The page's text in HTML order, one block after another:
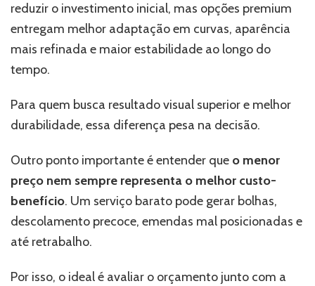
reduzir o investimento inicial, mas opções premium
entregam melhor adaptação em curvas, aparência
mais refinada e maior estabilidade ao longo do
tempo.
Para quem busca resultado visual superior e melhor
durabilidade, essa diferença pesa na decisão.
Outro ponto importante é entender que o menor
preço nem sempre representa o melhor custo-
benefício. Um serviço barato pode gerar bolhas,
descolamento precoce, emendas mal posicionadas e
até retrabalho.
Por isso, o ideal é avaliar o orçamento junto com a